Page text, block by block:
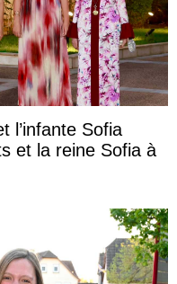
l’infante Sofia
et la reine Sofia à